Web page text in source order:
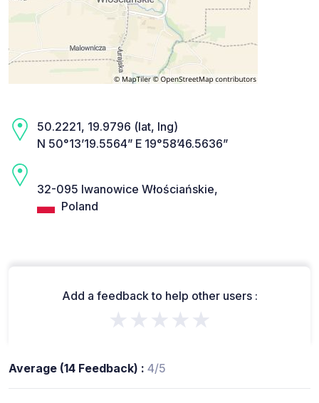
50.2221, 19.9796 (lat, lng)
N 50°13’19.5564” E 19°58’46.5636”
32-095 Iwanowice Włościańskie,
Poland
Add a feedback to help other users :
★★★★★
Average (14 Feedback) : 4/5